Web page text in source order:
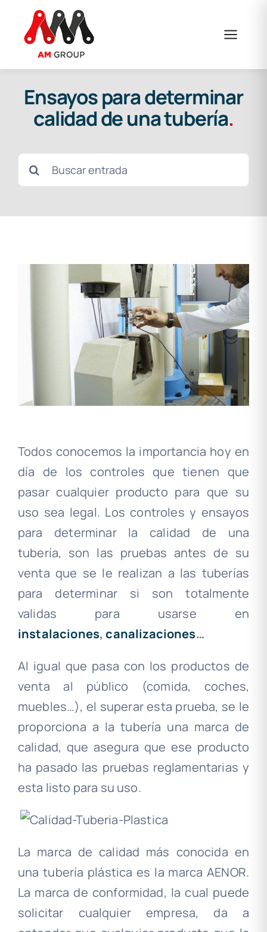
contenido
Ensayos para determinar
calidad de una tubería.
Buscar:
Todos conocemos la importancia hoy en
día de los controles que tienen que
pasar cualquier producto para que su
uso sea legal. Los controles y ensayos
para determinar la calidad de una
tubería, son las pruebas antes de su
venta que se le realizan a las tuberías
para determinar si son totalmente
validas para usarse en
instalaciones,canalizaciones…
Al igual que pasa con los productos de
venta al público (comida, coches,
muebles…), el superar esta prueba, se le
proporciona a la tubería una marca de
calidad, que asegura que ese producto
ha pasado las pruebas reglamentarias y
esta listo para su uso.
La marca de calidad más conocida en
una tubería plástica es la marca AENOR.
La marca de conformidad, la cual puede
solicitar cualquier empresa, da a